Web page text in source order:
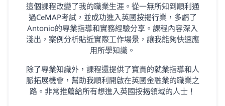
這個課程改變了我的職業生涯。從一無所知到順利通
過CeMAP考試，並成功進入英國按揭行業，多虧了
Antonio的專業指導和實務經驗分享。課程內容深入
淺出，案例分析貼近實際工作場景，讓我能夠快速應
用所學知識。
除了專業知識外，課程還提供了寶貴的就業指導和人
脈拓展機會，幫助我順利開啟在英國金融業的職業之
路。非常推薦給所有想進入英國按揭領域的人士！